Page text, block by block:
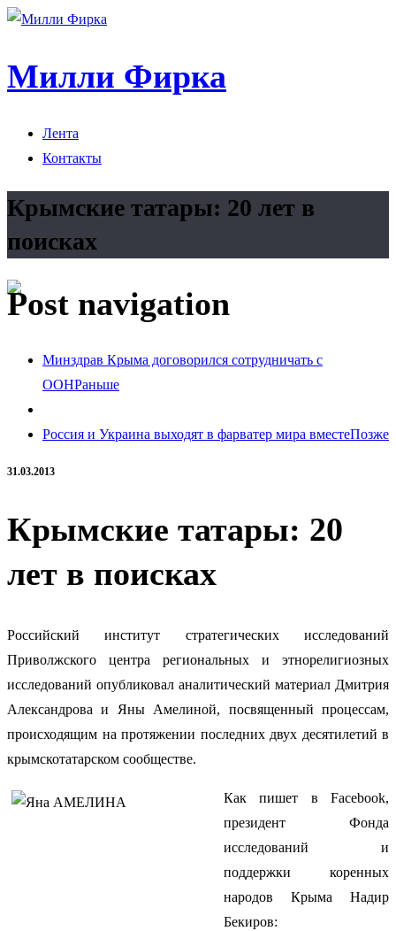
Милли Фирка
Лента
Контакты
Крымские татары: 20 лет в
поисках
Post navigation
Минздрав Крыма договорился сотрудничать с
ООНРаньше
Россия и Украина выходят в фарватер мира вместеПозже
31.03.2013
Крымские татары: 20
лет в поисках
Российский институт стратегических исследований
Приволжского центра региональных и этнорелигиозных
исследований опубликовал аналитический материал Дмитрия
Александрова и Яны Амелиной, посвященный процессам,
происходящим на протяжении последних двух десятилетий в
крымскотатарском сообществе.
Как пишет в Facebook,
президент Фонда
исследований и
поддержки коренных
народов Крыма Надир
Бекиров: